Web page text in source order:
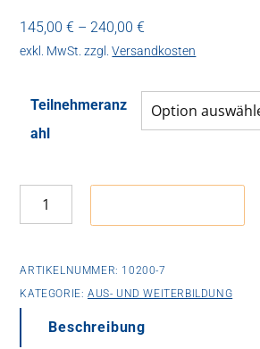
145,00€ –240,00€
exkl. MwSt. zzgl.Versandkosten
Teilnehmeranz
ahl
Miniköche
on
„Gesunde
Brotdose“
Menge
ARTIKELNUMMER: 10200-7
KATEGORIE:AUS- UND WEITERBILDUNG
Beschreibung